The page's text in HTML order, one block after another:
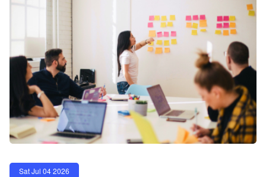
Sat Jul 04 2026